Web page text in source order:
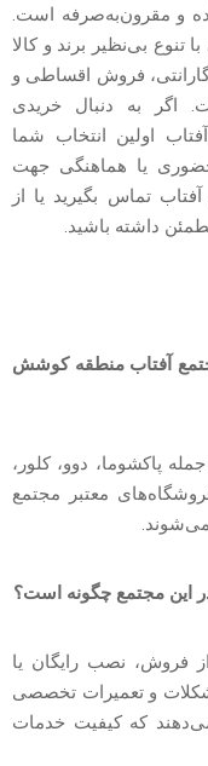
و مقرون‌به‌صرفه است.
تنوع بی‌نظیر برند و کالا
فروش اقساطی و
اگر به دنبال خریدی
اولین انتخاب شما
یا هماهنگی جهت
تماس بگیرید یا از
داشته باشید.
آفتاب منطقه کوشش
پاکشوما، دوو، کلور،
معتبر مجتمع
می‌شوند.
این مجتمع چگونه است؟
فروش، نصب رایگان یا
و تعمیرات تخصصی
که کیفیت خدمات